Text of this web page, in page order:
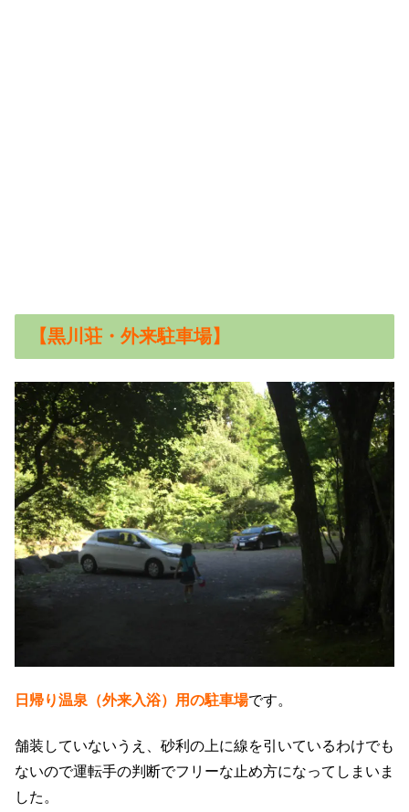
【黒川荘・外来駐車場】
日帰り温泉（外来入浴）用の駐車場です。
舗装していないうえ、砂利の上に線を引いているわけでも
ないので運転手の判断でフリーな止め方になってしまいま
した。